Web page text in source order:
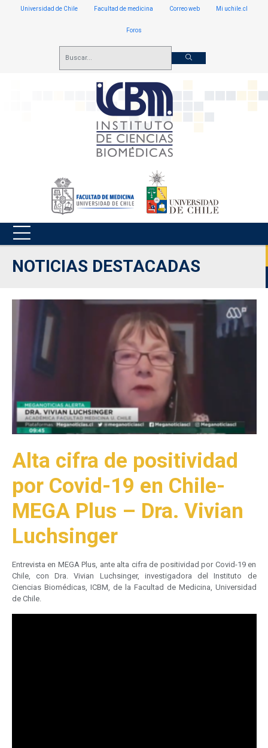
Universidad de Chile Facultad de medicina Correo web Mi uchile.cl
Foros
NOTICIAS DESTACADAS
Alta cifra de positividad
por Covid-19 en Chile-
MEGA Plus – Dra. Vivian
Luchsinger
Entrevista en MEGA Plus, ante alta cifra de positividad por Covid-19 en
Chile, con Dra. Vivian Luchsinger, investigadora del Instituto de
Ciencias Biomédicas, ICBM, de la Facultad de Medicina, Universidad
de Chile.